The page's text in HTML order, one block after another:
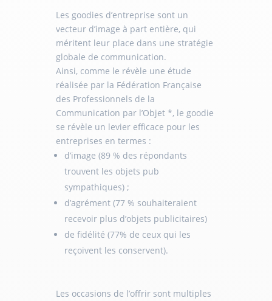
Les goodies d’entreprise sont un
vecteur d’image à part entière, qui
méritent leur place dans une stratégie
globale de communication.
Ainsi, comme le révèle une étude
réalisée par la Fédération Française
des Professionnels de la
Communication par l’Objet *, le goodie
se révèle un levier efficace pour les
entreprises en termes :
d’image (89 % des répondants
trouvent les objets pub
sympathiques) ;
d’agrément (77 % souhaiteraient
recevoir plus d’objets publicitaires)
de fidélité (77% de ceux qui les
reçoivent les conservent).
Les occasions de l’offrir sont multiples